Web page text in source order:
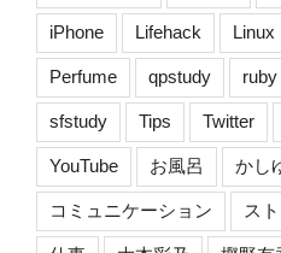
iPhone Lifehack Linux
Perfume qpstudy ruby
sfstudy Tips Twitter
YouTube お風呂 かし
コミュニケーション ス